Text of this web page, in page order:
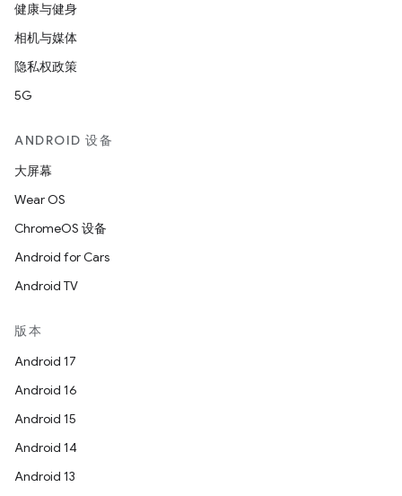
健康与健身
相机与媒体
隐私权政策
5G
ANDROID 设备
大屏幕
Wear OS
ChromeOS 设备
Android for Cars
Android TV
版本
Android 17
Android 16
Android 15
Android 14
Android 13